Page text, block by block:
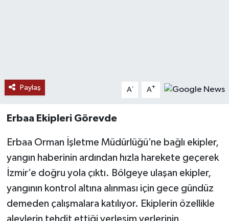
Paylaş A- A+
Erbaa Ekipleri Görevde
Erbaa Orman İşletme Müdürlüğü’ne bağlı ekipler,
yangın haberinin ardından hızla harekete geçerek
İzmir’e doğru yola çıktı. Bölgeye ulaşan ekipler,
yangının kontrol altına alınması için gece gündüz
demeden çalışmalara katılıyor. Ekiplerin özellikle
alevlerin tehdit ettiği yerleşim yerlerinin